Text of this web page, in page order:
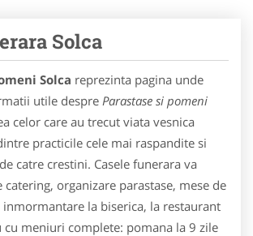
Solca
Solca reprezinta pagina unde
utile despre Parastase si pomeni
celor care au trecut viata vesnica
practicile cele mai raspandite si
catre crestini. Casele funerara va
catering, organizare parastase, mese de
la biserica, la restaurant
cu meniuri complete: pomana la 9 zile